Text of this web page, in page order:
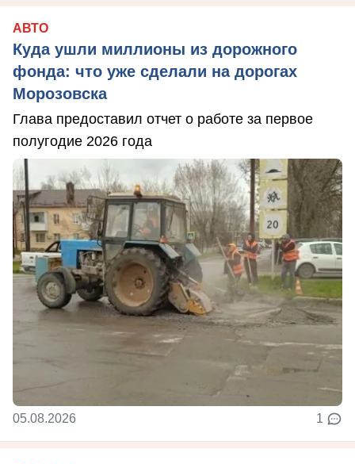
АВТО
Куда ушли миллионы из дорожного
фонда: что уже сделали на дорогах
Морозовска
Глава предоставил отчет о работе за первое
полугодие 2026 года
05.08.2026 1